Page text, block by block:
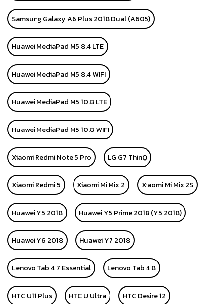
Samsung Galaxy A6 Plus 2018 Dual (A605)
Huawei MediaPad M5 8.4 LTE
Huawei MediaPad M5 8.4 WIFI
Huawei MediaPad M5 10.8 LTE
Huawei MediaPad M5 10.8 WIFI
Xiaomi Redmi Note 5 Pro LG G7 ThinQ
Xiaomi Redmi 5 Xiaomi Mi Mix 2 Xiaomi Mi Mix 2S
Huawei Y5 2018 Huawei Y5 Prime 2018 (Y5 2018)
Huawei Y6 2018 Huawei Y7 2018
Lenovo Tab 4 7 Essential Lenovo Tab 4 8
HTC U11 Plus HTC U Ultra HTC Desire 12